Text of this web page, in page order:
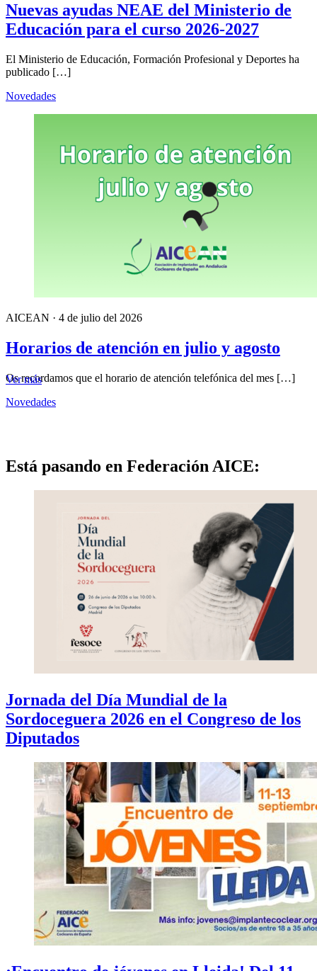
Nuevas ayudas NEAE del Ministerio de
Educación para el curso 2026-2027
El Ministerio de Educación, Formación Profesional y Deportes ha
publicado […]
Novedades
AICEAN · 4 de julio del 2026
Horarios de atención en julio y agosto
Os recordamos que el horario de atención telefónica del mes […]
Novedades
Ver más
Está pasando en Federación AICE:
Jornada del Día Mundial de la
Sordoceguera 2026 en el Congreso de los
Diputados